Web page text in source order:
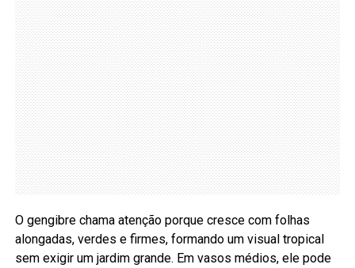
O gengibre chama atenção porque cresce com folhas
alongadas, verdes e firmes, formando um visual tropical
sem exigir um jardim grande. Em vasos médios, ele pode